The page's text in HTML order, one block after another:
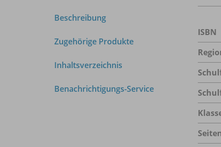
Beschreibung
Zugehörige Produkte
Inhaltsverzeichnis
Benachrichtigungs-Service
ISBN